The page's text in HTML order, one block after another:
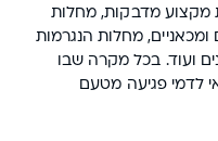
מקצוע מדבקות, מחלות
ומכאניים, מחלות הנגרמות
ועוד. בכל מקרה שבו
לדמי פגיעה מטעם